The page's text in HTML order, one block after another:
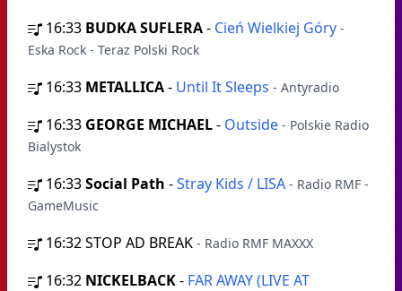
16:33 BUDKA SUFLERA- Cień Wielkiej Góry -
Eska Rock - Teraz Polski Rock
16:33 METALLICA- Until It Sleeps - Antyradio
16:33 GEORGE MICHAEL- Outside - Polskie Radio
Bialystok
16:33Social Path -Stray Kids / LISA - Radio RMF -
GameMusic
16:32STOP AD BREAK - Radio RMF MAXXX
16:32 NICKELBACK- FAR AWAY (LIVE AT